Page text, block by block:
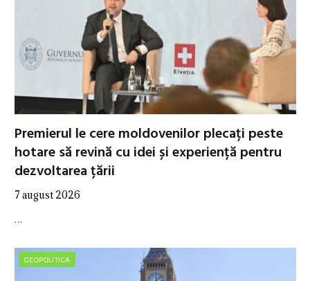
Premierul le cere moldovenilor plecați peste
hotare să revină cu idei și experiență pentru
dezvoltarea țării
7 august 2026
…
GEOPOLITICA